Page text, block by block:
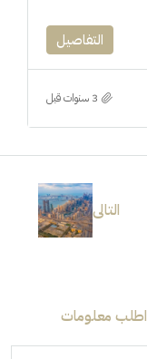
التفاصيل
التالى
اطلب معلومات